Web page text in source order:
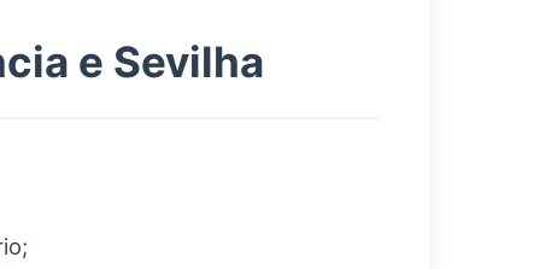
e Sevilha